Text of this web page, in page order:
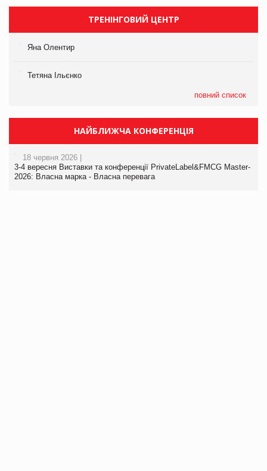
ТРЕНІНГОВИЙ ЦЕНТР
Яна Олентир
Тетяна Ільєнко
повний список
НАЙБЛИЖЧА КОНФЕРЕНЦІЯ
18 червня 2026 |
3-4 вересня Виставки та конференції PrivateLabel&FMCG Master-
2026: Власна марка - Власна перевага